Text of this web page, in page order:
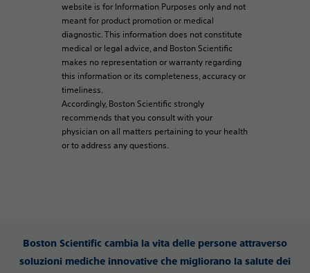
website is for Information Purposes only and not
meant for product promotion or medical
diagnostic. This information does not constitute
medical or legal advice, and Boston Scientific
makes no representation or warranty regarding
this information or its completeness, accuracy or
timeliness.
Accordingly, Boston Scientific strongly
recommends that you consult with your
physician on all matters pertaining to your health
or to address any questions.
Boston Scientific cambia la vita delle persone attraverso
soluzioni mediche innovative che migliorano la salute dei